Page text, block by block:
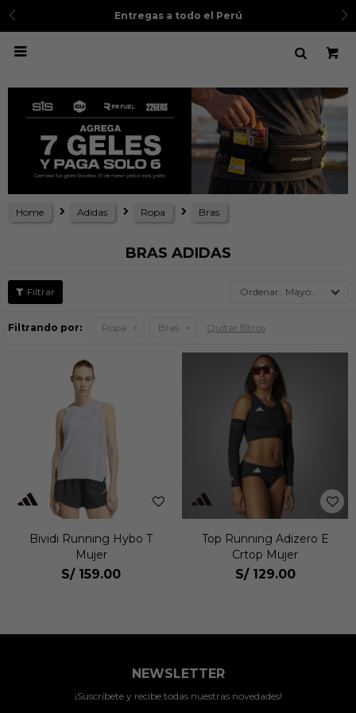
Entregas a todo el Perú

Home Adidas Ropa Bras
BRAS ADIDAS
Mayor precio
Filtrando por: Ropa Bras Quitar filtros
Bividi Running Hybo T
Mujer
S/ 159.00
Top Running Adizero E
Crtop Mujer
S/ 129.00
NEWSLETTER
¡Suscríbete y recibe todas nuestras novedades!